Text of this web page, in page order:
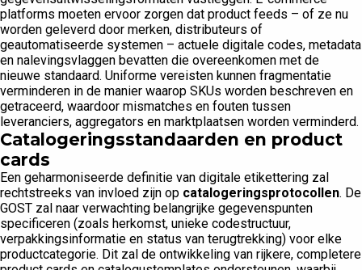
platforms moeten ervoor zorgen dat product feeds – of ze nu
worden geleverd door merken, distributeurs of
geautomatiseerde systemen – actuele digitale codes, metadata
en nalevingsvlaggen bevatten die overeenkomen met de
nieuwe standaard. Uniforme vereisten kunnen fragmentatie
verminderen in de manier waarop SKUs worden beschreven en
getraceerd, waardoor mismatches en fouten tussen
leveranciers, aggregators en marktplaatsen worden verminderd.
Catalogeringsstandaarden en product
cards
Een geharmoniseerde definitie van digitale etikettering zal
rechtstreeks van invloed zijn op catalogeringsprotocollen. De
GOST zal naar verwachting belangrijke gegevenspunten
specificeren (zoals herkomst, unieke codestructuur,
verpakkingsinformatie en status van terugtrekking) voor elke
productcategorie. Dit zal de ontwikkeling van rijkere, completere